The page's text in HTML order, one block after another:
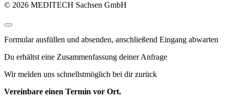
© 2026 MEDITECH Sachsen GmbH
Formular ausfüllen und absenden, anschließend Eingang abwarten
Du erhältst eine Zusammenfassung deiner Anfrage
Wir melden uns schnellstmöglich bei dir zurück
Vereinbare einen Termin vor Ort.